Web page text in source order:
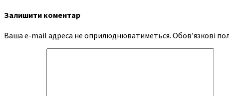
Залишити коментар
Ваша e-mail адреса не оприлюднюватиметься. Обов’язкові